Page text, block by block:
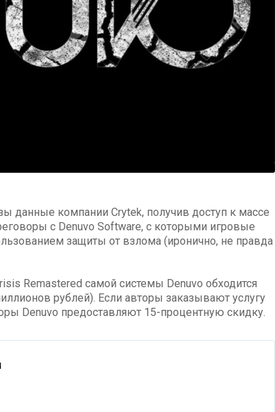
данные компании Crytek, получив доступ к массе
с Denuvo Software, с которыми игровые
защиты от взлома (иронично, не правда
Remastered самой системы Denuvo обходится
рублей). Если авторы заказывают услугу
Denuvo предоставляют 15-процентную скидку.